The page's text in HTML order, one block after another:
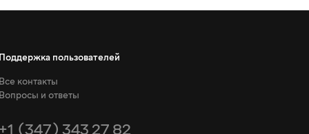
Поддержка пользователей
Все контакты
Вопросы и ответы
+1 (347) 343 27 82